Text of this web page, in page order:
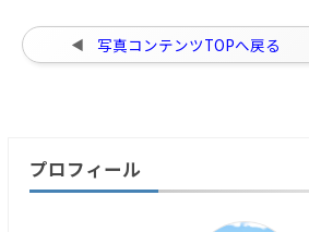
写真コンテンツTOPへ戻る
プロフィール